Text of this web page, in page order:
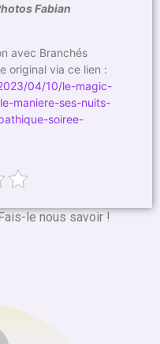
Fabian
avec Branchés
original via ce lien :
04/10/le-magic-
maniere-ses-nuits-
soiree-
le nous savoir !